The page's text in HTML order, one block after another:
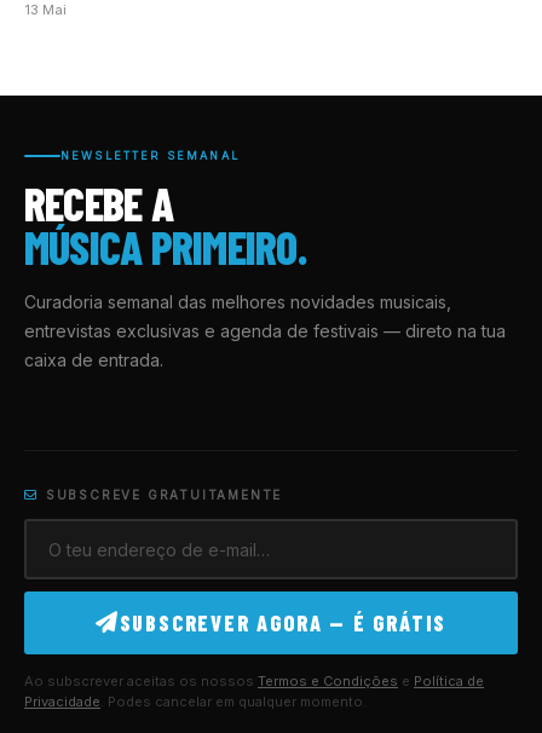
13 Mai
NEWSLETTER SEMANAL
RECEBE A
MÚSICA PRIMEIRO.
Curadoria semanal das melhores novidades musicais,
entrevistas exclusivas e agenda de festivais — direto na tua
caixa de entrada.
SUBSCREVE GRATUITAMENTE
SUBSCREVER AGORA — É GRÁTIS
Ao subscrever aceitas os nossos Termos e Condições e Política de
Privacidade. Podes cancelar em qualquer momento.